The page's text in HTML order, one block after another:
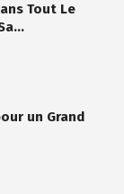
Tout Le
un Grand